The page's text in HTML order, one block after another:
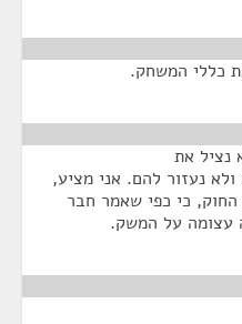
כללי המשחק.
נציל את
נעזור להם. אני מציע,
כי כפי שאמר חבר
עצומה על המשק.